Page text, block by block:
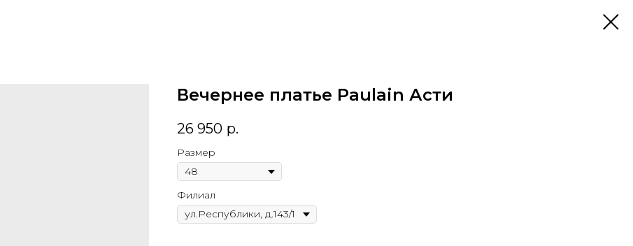
Вечернее платье Paulain Асти
26 950 р.
Размер
Филиал